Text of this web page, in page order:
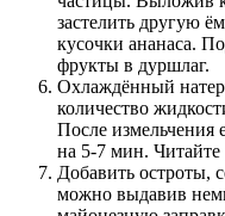
застелить другую
кусочки ананаса.
фрукты в дуршлаг.
Охлаждённый
количество
После измельчения
на 5-7 мин. Читайте
Добавить остроты,
можно выдавив